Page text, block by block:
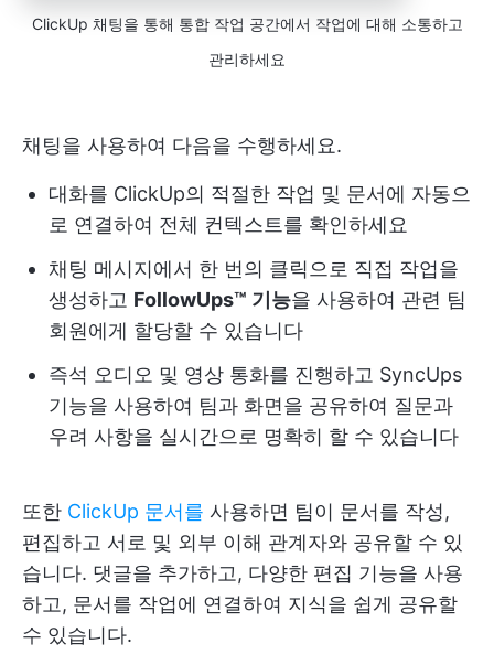
ClickUp 채팅을 통해 통합 작업 공간에서 작업에 대해 소통하고
관리하세요
채팅을 사용하여 다음을 수행하세요.
대화를 ClickUp의 적절한 작업 및 문서에 자동으
로 연결하여 전체 컨텍스트를 확인하세요
채팅 메시지에서 한 번의 클릭으로 직접 작업을
생성하고 FollowUps™ 기능을 사용하여 관련 팀
회원에게 할당할 수 있습니다
즉석 오디오 및 영상 통화를 진행하고 SyncUps
기능을 사용하여 팀과 화면을 공유하여 질문과
우려 사항을 실시간으로 명확히 할 수 있습니다
또한 ClickUp 문서를 사용하면 팀이 문서를 작성,
편집하고 서로 및 외부 이해 관계자와 공유할 수 있
습니다. 댓글을 추가하고, 다양한 편집 기능을 사용
하고, 문서를 작업에 연결하여 지식을 쉽게 공유할
수 있습니다.